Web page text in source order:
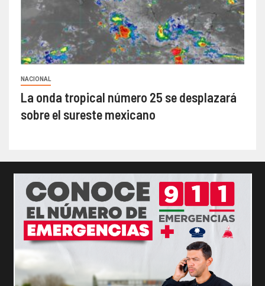
NACIONAL
La onda tropical número 25 se desplazará
sobre el sureste mexicano